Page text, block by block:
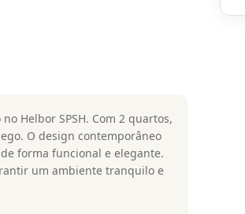
Helbor SPSH. Com 2 quartos,
O design contemporâneo
forma funcional e elegante.
um ambiente tranquilo e